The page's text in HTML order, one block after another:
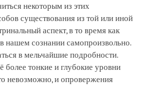
некоторым из этих
существования из той или иной
аспект, в то время как
нашем сознании самопроизвольно.
в мельчайшие подробности.
более тонкие и глубокие уровни
невозможно, и опровержения